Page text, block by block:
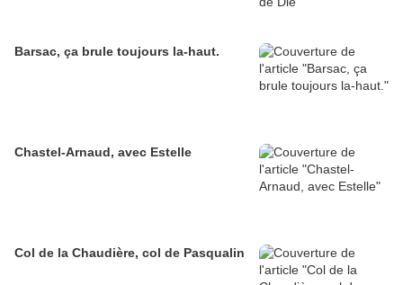
Barsac, ça brule toujours la-haut.
Chastel-Arnaud, avec Estelle
Col de la Chaudière, col de Pasqualin